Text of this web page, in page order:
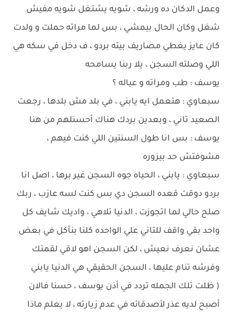
وعمل الدكان ده ورشه ، شويه يشتغل شويه مفيش
شغل وكان الحال بيمشي ، بس لما مراته حملت و ولدت
كان عايز يغطي مصاريف بيته بردو ، ف دخل في سكه هي
اللي وصلته السجن ، يلا ربنا يسامحه
يوسف : طب ومراته و عياله ؟
سبعاوي : هتعمل ايه يابني ، في بلد مش بلدها ، رجعت
الصعيد تاني ، وبعدين بردك هناك أحسنلهم من هنا
يوسف : بس انا طول السنتين اللي كنت فيهم ،
مشوفتش حد بيزوره
سبعاوي : يابني ، الحياه جوه السجن غير برها ، اصل انا
بردو دوقت قعده السجن دي بس كنت لسه عازب ، ربك
صلح حالي لما اتجوزت ، الدنيا تلاهي ، واديك شايف كل
واحد بقي واقف للتاني علي الواحده كلنا بنأكل في بعض
عشان نعرف نعيش ، لكن السجن اهو لاقي لقمتك
وفرشه تنام عليها ، السجن الحقيقي هي الدنيا يابني
( ظلت تلك الجمله تردد في أذن يوسف ، حسنا فالان
أصبح لديه عذر لأصدقائه في عدم زيارته ، لا يعلم ماذا